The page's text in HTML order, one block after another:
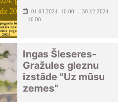
01.03.2024 10:00 - 30.12.2024
- 16:00
Ingas Šleseres-
Gražules gleznu
izstāde "Uz mūsu
zemes"